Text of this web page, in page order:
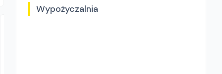
Wypożyczalnia